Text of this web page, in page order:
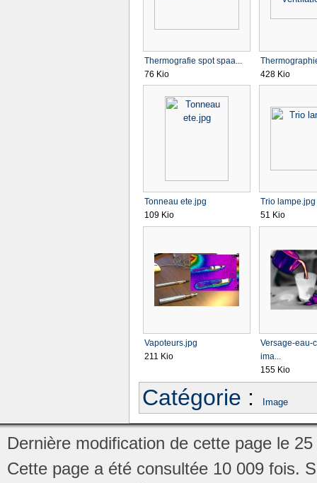
Thermografie spot spaa...
76 Kio
428 Kio
Tonneau ete.jpg
109 Kio
Trio lampe.jpg
51 Kio
Vapoteurs.jpg
211 Kio
Versage-eau-
ima...
155 Kio
Catégorie : Image
Dernière modification de cette page le
Cette page a été consultée 10 009 fois.